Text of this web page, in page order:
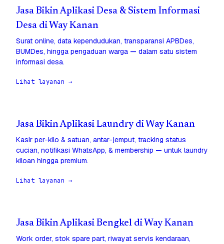
Jasa Bikin Aplikasi Desa & Sistem Informasi
Desa di Way Kanan
Surat online, data kependudukan, transparansi APBDes,
BUMDes, hingga pengaduan warga — dalam satu sistem
informasi desa.
Lihat layanan →
Jasa Bikin Aplikasi Laundry di Way Kanan
Kasir per-kilo & satuan, antar-jemput, tracking status
cucian, notifikasi WhatsApp, & membership — untuk laundry
kiloan hingga premium.
Lihat layanan →
Jasa Bikin Aplikasi Bengkel di Way Kanan
Work order, stok spare part, riwayat servis kendaraan,